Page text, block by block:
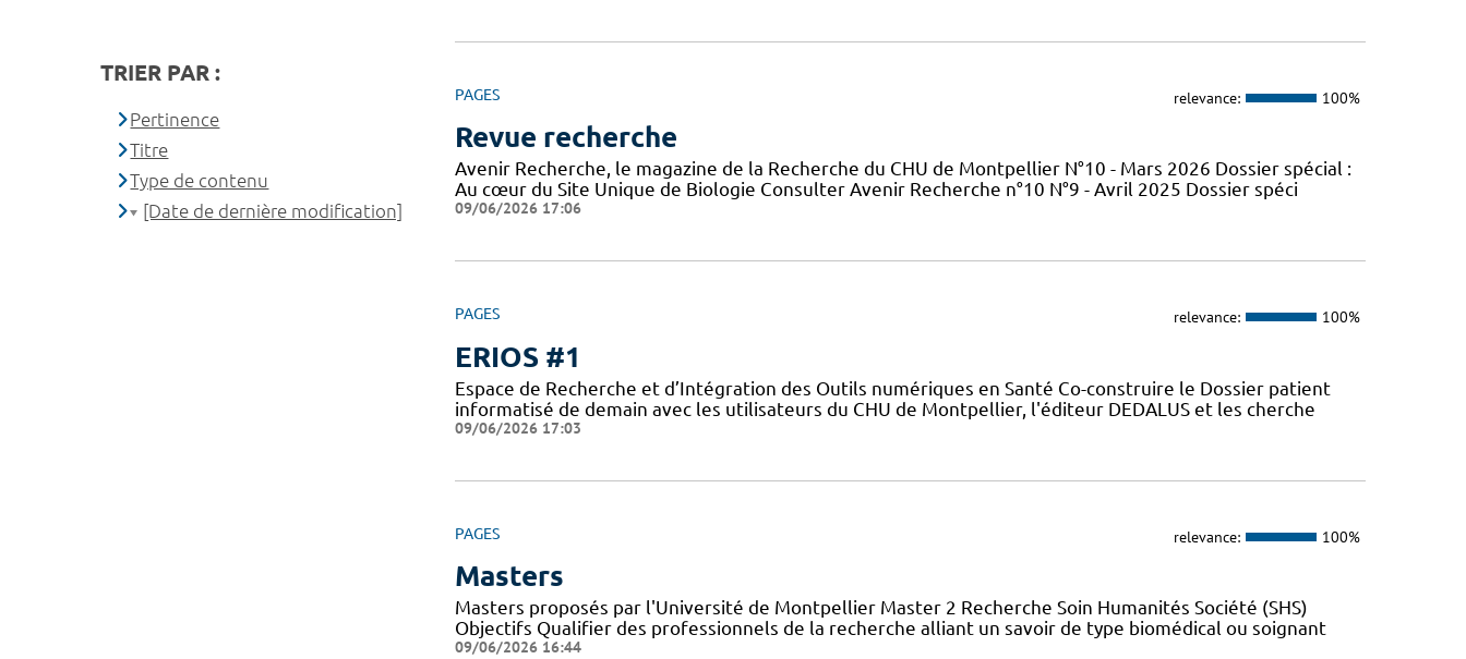
PAGES relevance: 100%
Revue recherche
Avenir Recherche, le magazine de la Recherche du CHU de Montpellier N°10 - Mars 2026 Dossier spécial :
Au cœur du Site Unique de Biologie Consulter Avenir Recherche n°10 N°9 - Avril 2025 Dossier spéci
09/06/2026 17:06
PAGES relevance: 100%
ERIOS #1
Espace de Recherche et d’Intégration des Outils numériques en Santé Co-construire le Dossier patient
informatisé de demain avec les utilisateurs du CHU de Montpellier, l'éditeur DEDALUS et les cherche
09/06/2026 17:03
PAGES relevance: 100%
Masters
Masters proposés par l'Université de Montpellier Master 2 Recherche Soin Humanités Société (SHS)
Objectifs Qualifier des professionnels de la recherche alliant un savoir de type biomédical ou soignant
09/06/2026 16:44
TRIER PAR :
Pertinence
Titre
Type de contenu
[Date de dernière modification]